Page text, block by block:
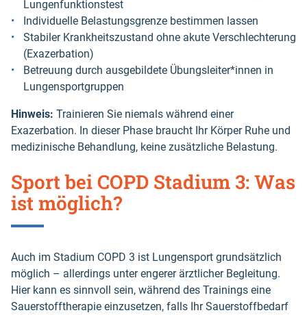
Lungenfunktionstest
Individuelle Belastungsgrenze bestimmen lassen
Stabiler Krankheitszustand ohne akute Verschlechterung
(Exazerbation)
Betreuung durch ausgebildete Übungsleiter*innen in
Lungensportgruppen
Hinweis: Trainieren Sie niemals während einer
Exazerbation. In dieser Phase braucht Ihr Körper Ruhe und
medizinische Behandlung, keine zusätzliche Belastung.
Sport bei COPD Stadium 3: Was
ist möglich?
Auch im Stadium COPD 3 ist Lungensport grundsätzlich
möglich – allerdings unter engerer ärztlicher Begleitung.
Hier kann es sinnvoll sein, während des Trainings eine
Sauerstofftherapie einzusetzen, falls Ihr Sauerstoffbedarf